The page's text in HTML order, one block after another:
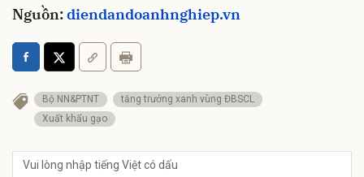
Nguồn:diendandoanhnghiep.vn
Bộ NN&PTNT
tăng trưởng xanh vùng ĐBSCL
Xuất khẩu gạo